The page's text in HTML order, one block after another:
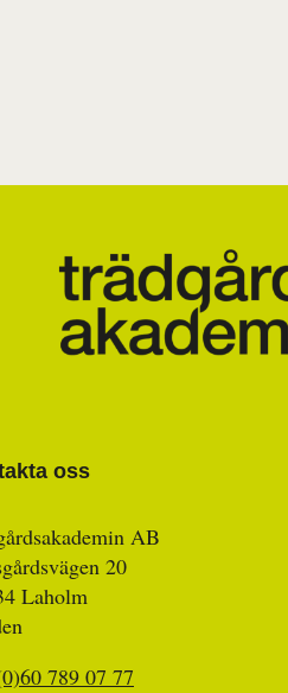
oss
AB
20
Laholm
789 07 77